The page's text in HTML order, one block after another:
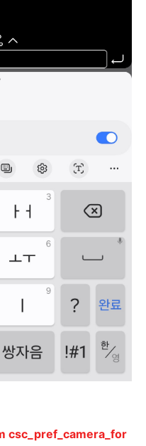
csc_pref_camera_for